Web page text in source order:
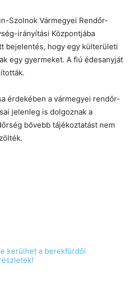
Szolnok Vármegyei Rendőr-
irányítási Központjába
bejelentés, hogy egy külterületi
egy gyermeket. A fiú édesanyját
érdekében a vármegyei rendőr-
jelenleg is dolgoznak a
bővebb tájékoztatást nem
kerülhet a berekfürdői